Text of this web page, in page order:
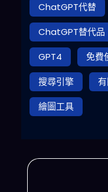
ChatGPT代替
ChatGPT替代品
GPT4
免費
搜尋引擎
繪圖工具